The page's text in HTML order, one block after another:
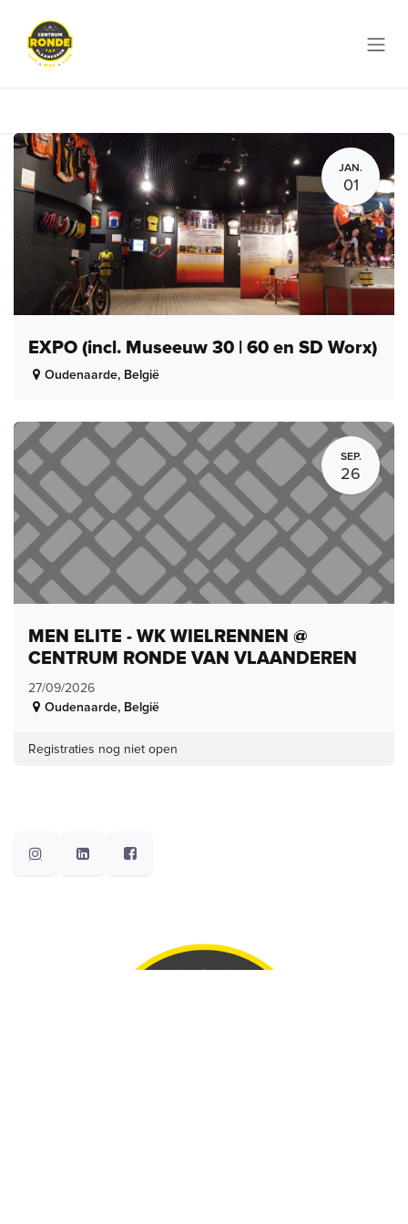
JAN.
01
EXPO (incl. Museeuw 30 | 60 en SD Worx)
Oudenaarde, België
SEP.
26
MEN ELITE - WK WIELRENNEN @
CENTRUM RONDE VAN VLAANDEREN
27/09/2026
Oudenaarde, België
Registraties nog niet open